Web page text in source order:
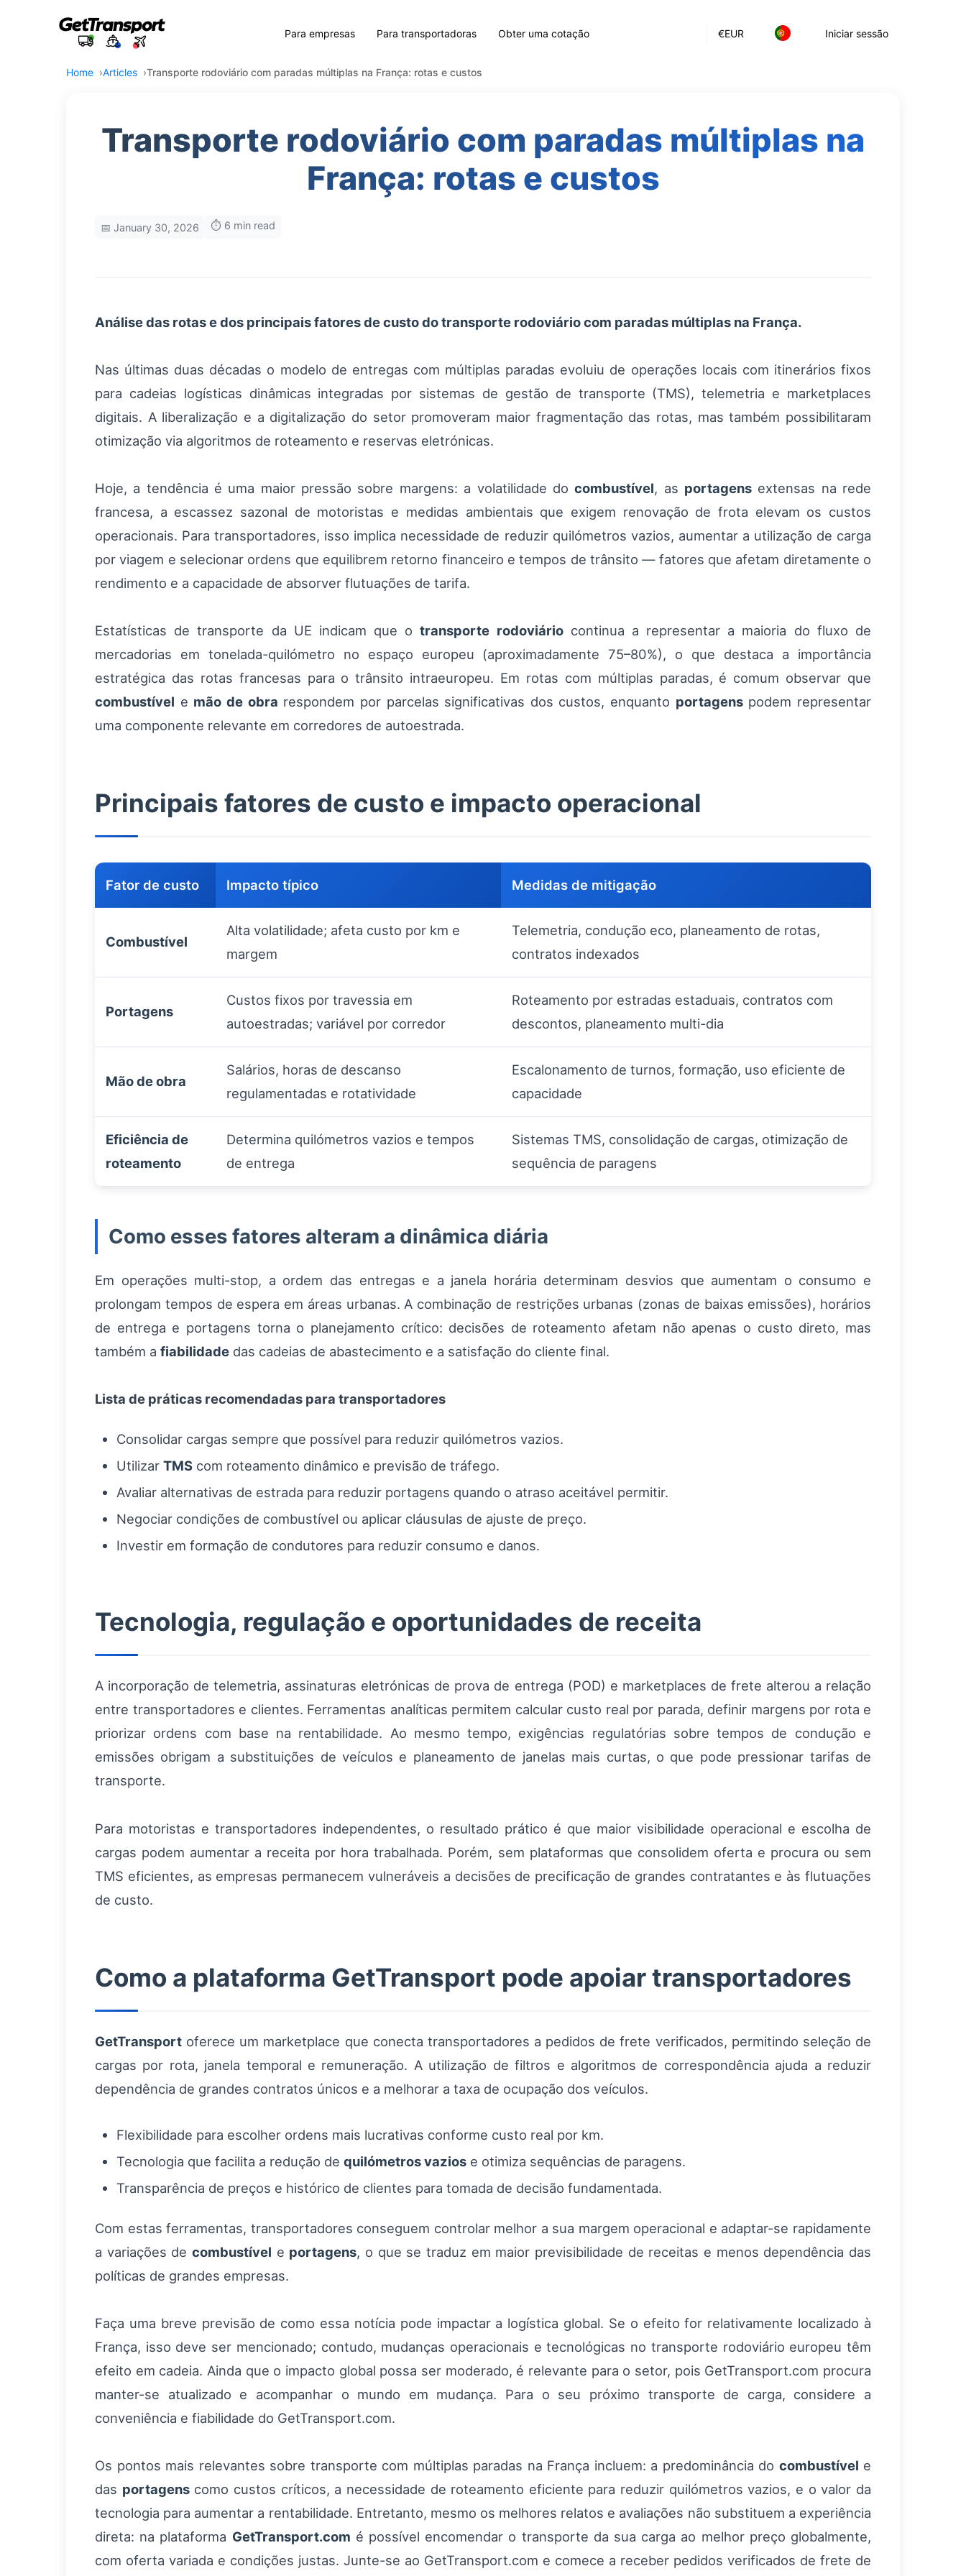
€EUR Iniciar sessão
Para empresas Para transportadoras Obter uma cotação
Home Articles Transporte rodoviário com paradas múltiplas na França: rotas e custos
Transporte rodoviário com paradas múltiplas na
França: rotas e custos
📅 January 30, 2026 ⏱️ 6 min read
Análise das rotas e dos principais fatores de custo do transporte rodoviário com paradas múltiplas na França.
Nas últimas duas décadas o modelo de entregas com múltiplas paradas evoluiu de operações locais com itinerários fixos
para cadeias logísticas dinâmicas integradas por sistemas de gestão de transporte (TMS), telemetria e marketplaces
digitais. A liberalização e a digitalização do setor promoveram maior fragmentação das rotas, mas também possibilitaram
otimização via algoritmos de roteamento e reservas eletrónicas.
Hoje, a tendência é uma maior pressão sobre margens: a volatilidade docombustível, as portagensextensas na rede
francesa, a escassez sazonal de motoristas e medidas ambientais que exigem renovação de frota elevam os custos
operacionais. Para transportadores, isso implica necessidade de reduzir quilómetros vazios, aumentar a utilização de carga
por viagem e selecionar ordens que equilibrem retorno financeiro e tempos de trânsito — fatores que afetam diretamente o
rendimento e a capacidade de absorver flutuações de tarifa.
Estatísticas de transporte da UE indicam que otransporte rodoviáriocontinua a representar a maioria do fluxo de
mercadorias em tonelada-quilómetro no espaço europeu (aproximadamente 75–80%), o que destaca a importância
estratégica das rotas francesas para o trânsito intraeuropeu. Em rotas com múltiplas paradas, é comum observar que
combustível e mão de obra respondem por parcelas significativas dos custos, enquanto portagenspodem representar
uma componente relevante em corredores de autoestrada.
Principais fatores de custo e impacto operacional
Fator de custo Impacto típico Medidas de mitigação
Combustível
Alta volatilidade; afeta custo por km e
margem
Telemetria, condução eco, planeamento de rotas,
contratos indexados
Portagens
Custos fixos por travessia em
autoestradas; variável por corredor
Roteamento por estradas estaduais, contratos com
descontos, planeamento multi-dia
Mão de obra
Salários, horas de descanso
regulamentadas e rotatividade
Escalonamento de turnos, formação, uso eficiente de
capacidade
Eficiência de
roteamento
Determina quilómetros vazios e tempos
de entrega
Sistemas TMS, consolidação de cargas, otimização de
sequência de paragens
Como esses fatores alteram a dinâmica diária
Em operações multi-stop, a ordem das entregas e a janela horária determinam desvios que aumentam o consumo e
prolongam tempos de espera em áreas urbanas. A combinação de restrições urbanas (zonas de baixas emissões), horários
de entrega e portagens torna o planejamento crítico: decisões de roteamento afetam não apenas o custo direto, mas
também a fiabilidade das cadeias de abastecimento e a satisfação do cliente final.
Lista de práticas recomendadas para transportadores
Consolidar cargas sempre que possível para reduzir quilómetros vazios.
Utilizar TMS com roteamento dinâmico e previsão de tráfego.
Avaliar alternativas de estrada para reduzir portagens quando o atraso aceitável permitir.
Negociar condições de combustível ou aplicar cláusulas de ajuste de preço.
Investir em formação de condutores para reduzir consumo e danos.
Tecnologia, regulação e oportunidades de receita
A incorporação de telemetria, assinaturas eletrónicas de prova de entrega (POD) e marketplaces de frete alterou a relação
entre transportadores e clientes. Ferramentas analíticas permitem calcular custo real por parada, definir margens por rota e
priorizar ordens com base na rentabilidade. Ao mesmo tempo, exigências regulatórias sobre tempos de condução e
emissões obrigam a substituições de veículos e planeamento de janelas mais curtas, o que pode pressionar tarifas de
transporte.
Para motoristas e transportadores independentes, o resultado prático é que maior visibilidade operacional e escolha de
cargas podem aumentar a receita por hora trabalhada. Porém, sem plataformas que consolidem oferta e procura ou sem
TMS eficientes, as empresas permanecem vulneráveis a decisões de precificação de grandes contratantes e às flutuações
de custo.
Como a plataforma GetTransport pode apoiar transportadores
GetTransport oferece um marketplace que conecta transportadores a pedidos de frete verificados, permitindo seleção de
cargas por rota, janela temporal e remuneração. A utilização de filtros e algoritmos de correspondência ajuda a reduzir
dependência de grandes contratos únicos e a melhorar a taxa de ocupação dos veículos.
Flexibilidade para escolher ordens mais lucrativas conforme custo real por km.
Tecnologia que facilita a redução de quilómetros vazios e otimiza sequências de paragens.
Transparência de preços e histórico de clientes para tomada de decisão fundamentada.
Com estas ferramentas, transportadores conseguem controlar melhor a sua margem operacional e adaptar-se rapidamente
a variações de combustível e portagens, o que se traduz em maior previsibilidade de receitas e menos dependência das
políticas de grandes empresas.
Faça uma breve previsão de como essa notícia pode impactar a logística global. Se o efeito for relativamente localizado à
França, isso deve ser mencionado; contudo, mudanças operacionais e tecnológicas no transporte rodoviário europeu têm
efeito em cadeia. Ainda que o impacto global possa ser moderado, é relevante para o setor, pois GetTransport.com procura
manter-se atualizado e acompanhar o mundo em mudança. Para o seu próximo transporte de carga, considere a
conveniência e fiabilidade do GetTransport.com.
Os pontos mais relevantes sobre transporte com múltiplas paradas na França incluem: a predominância do combustível e
das portagenscomo custos críticos, a necessidade de roteamento eficiente para reduzir quilómetros vazios, e o valor da
tecnologia para aumentar a rentabilidade. Entretanto, mesmo os melhores relatos e avaliações não substituem a experiência
direta: na plataforma GetTransport.com é possível encomendar o transporte da sua carga ao melhor preço globalmente,
com oferta variada e condições justas. Junte-se ao GetTransport.com e comece a receber pedidos verificados de frete de